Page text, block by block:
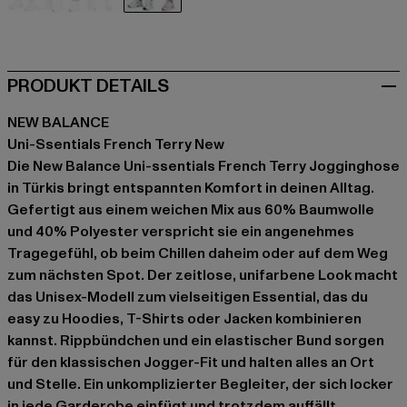
PRODUKT DETAILS
NEW BALANCE
Uni-Ssentials French Terry New
Die New Balance Uni-ssentials French Terry Jogginghose
in Türkis bringt entspannten Komfort in deinen Alltag.
Gefertigt aus einem weichen Mix aus 60% Baumwolle
und 40% Polyester verspricht sie ein angenehmes
Tragegefühl, ob beim Chillen daheim oder auf dem Weg
zum nächsten Spot. Der zeitlose, unifarbene Look macht
das Unisex-Modell zum vielseitigen Essential, das du
easy zu Hoodies, T-Shirts oder Jacken kombinieren
kannst. Rippbündchen und ein elastischer Bund sorgen
für den klassischen Jogger-Fit und halten alles an Ort
und Stelle. Ein unkomplizierter Begleiter, der sich locker